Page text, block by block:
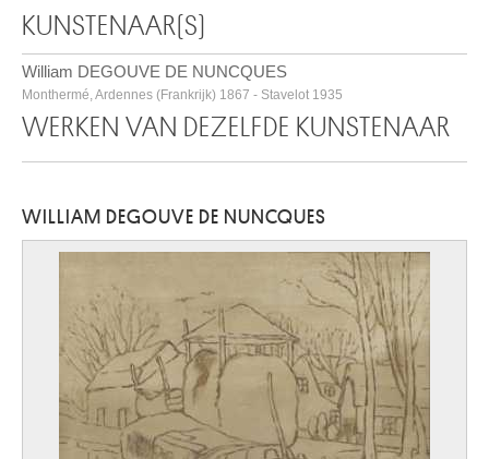
KUNSTENAAR(S)
William DEGOUVE DE NUNCQUES
Monthermé, Ardennes (Frankrijk) 1867 - Stavelot 1935
WERKEN VAN DEZELFDE KUNSTENAAR
WILLIAM DEGOUVE DE NUNCQUES